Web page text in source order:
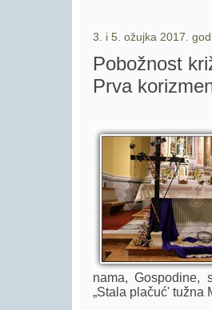
3. i 5. ožujka 2017.
Pobožnost
Prva
nama, Gospodine,
„Stala plačuć' tužna